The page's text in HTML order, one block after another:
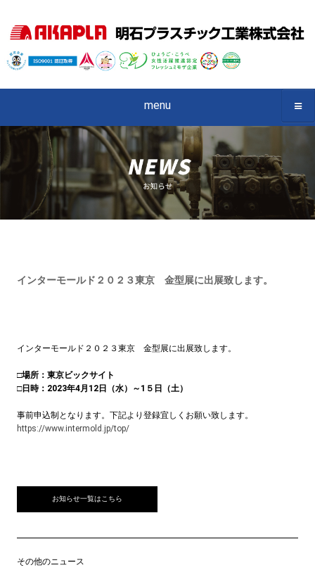
menu
インターモールド２０２３東京 金型展に出展致します。
インターモールド２０２３東京 金型展に出展致します。
□場所：東京ビックサイト
□日時：2023年4月12日（水）～1５日（土）
事前申込制となります。下記より登録宜しくお願い致します。
https://www.intermold.jp/top/
お知らせ一覧はこちら
その他のニュース